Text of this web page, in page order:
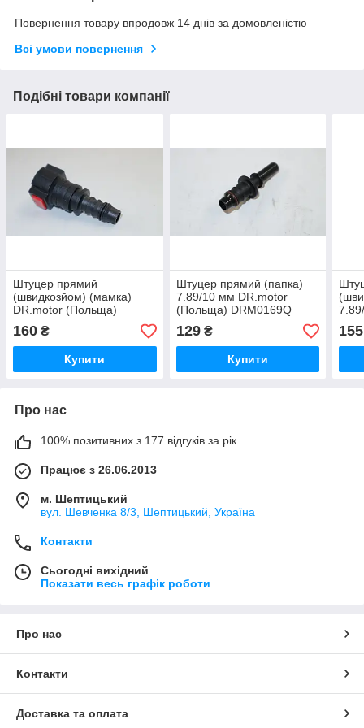
Повернення товару впродовж 14 днів за домовленістю
Всі умови повернення
Подібні товари компанії
Штуцер прямий
(швидкозйом) (мамка)
DR.motor (Польща)
DRM0162Q
160 ₴
Купити
Штуцер прямий (папка)
7.89/10 мм DR.motor
(Польща) DRM0169Q
129₴
Купити
155
Про нас
100% позитивних з 177 відгуків за рік
Працює з 26.06.2013
м. Шептицький
вул. Шевченка 8/3, Шептицький, Україна
Контакти
Сьогодні вихідний
Показати весь графік роботи
Про нас
Контакти
Доставка та оплата